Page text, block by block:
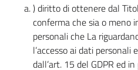
) diritto di ottenere dal
conferma che sia o meno
personali che La
l’accesso ai dati
dall’art. 15 del GDPR ed